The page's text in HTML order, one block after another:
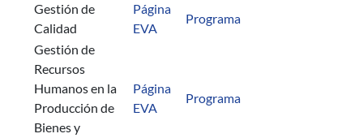
Gestión de
Calidad
Página
EVA
Programa
Gestión de
Recursos
Humanos en la
Producción de
Bienes y
Página
EVA
Programa